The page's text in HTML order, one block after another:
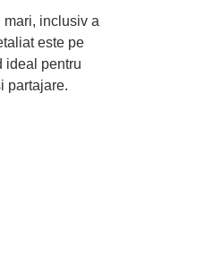
inclusiv a
este pe
ideal pentru
partajare.